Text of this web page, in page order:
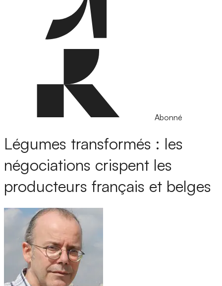
Abonné
Légumes transformés : les
négociations crispent les
producteurs français et belges